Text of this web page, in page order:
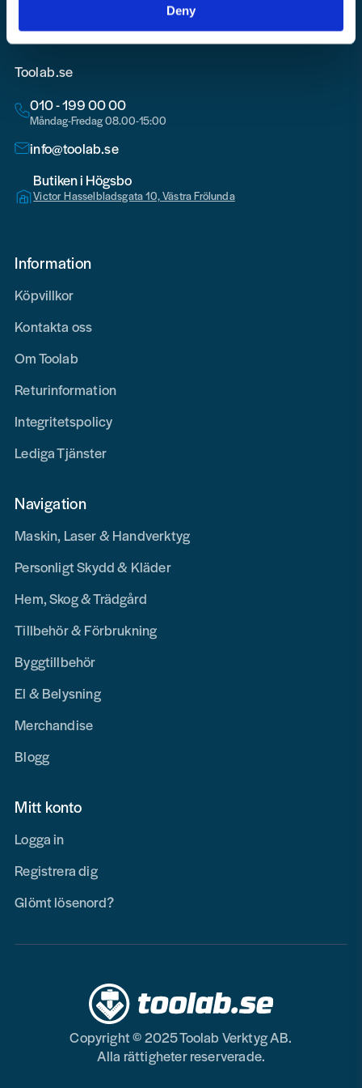
Deny
Toolab.se
010 - 199 00 00
Måndag-Fredag 08.00-15:00
info@toolab.se
Butiken i Högsbo
Victor Hasselbladsgata 10, Västra Frölunda
Information
Köpvillkor
Kontakta oss
Om Toolab
Returinformation
Integritetspolicy
Lediga Tjänster
Navigation
Maskin, Laser & Handverktyg
Personligt Skydd & Kläder
Hem, Skog & Trädgård
Tillbehör & Förbrukning
Byggtillbehör
El & Belysning
Merchandise
Blogg
Mitt konto
Logga in
Registrera dig
Glömt lösenord?
Copyright © 2025 Toolab Verktyg AB.
Alla rättigheter reserverade.